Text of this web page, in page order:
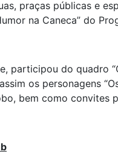
praças públicas e
na Caneca” do
participou do quadro
os personagens
bem como convites